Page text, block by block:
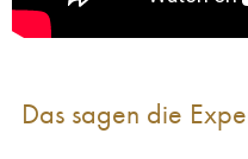
Vin des Allobroges
(Domaine des)2019
Vin des Allobroges
Das sagen die